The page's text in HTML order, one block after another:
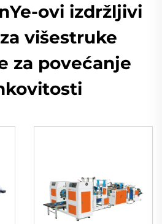
ovi izdržljivi
višestruke
za povećanje